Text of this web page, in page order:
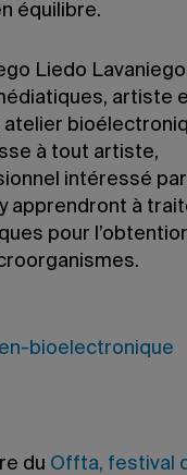
équilibre.
Liedo
artiste
atelier
à tout artiste,
intéressé
apprendront à
pour
bioelectronique
du Offta, festival